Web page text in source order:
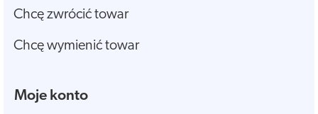
Chcę zwrócić towar
Chcę wymienić towar
Moje konto